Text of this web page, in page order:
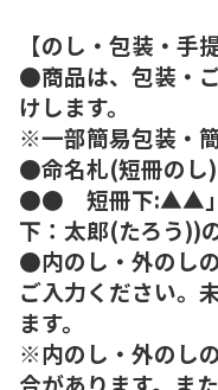
【のし・包装・手
●商品は、包装・
けします。
※一部簡易包装・
●命名札(短冊のし)
●● 短冊下:▲▲
下：太郎(たろう))
●内のし・外のし
ご入力ください。
ます。
※内のし・外のし
合があります。ま